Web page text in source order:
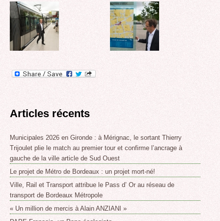
Articles récents
Municipales 2026 en Gironde : à Mérignac, le sortant Thierry
Trijoulet plie le match au premier tour et confirme l’ancrage à
gauche de la ville article de Sud Ouest
Le projet de Métro de Bordeaux : un projet mort-né!
Ville, Rail et Transport attribue le Pass d’ Or au réseau de
transport de Bordeaux Métropole
« Un million de mercis à Alain ANZIANI »